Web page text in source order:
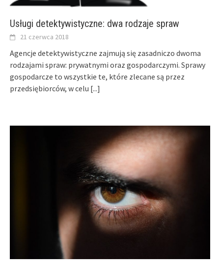
Usługi detektywistyczne: dwa rodzaje spraw
21 czerwca 2018
Agencje detektywistyczne zajmują się zasadniczo dwoma
rodzajami spraw: prywatnymi oraz gospodarczymi. Sprawy
gospodarcze to wszystkie te, które zlecane są przez
przedsiębiorców, w celu [...]